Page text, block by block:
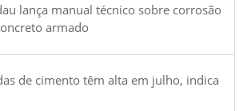
lança manual técnico sobre corrosão
armado
de cimento têm alta em julho, indica